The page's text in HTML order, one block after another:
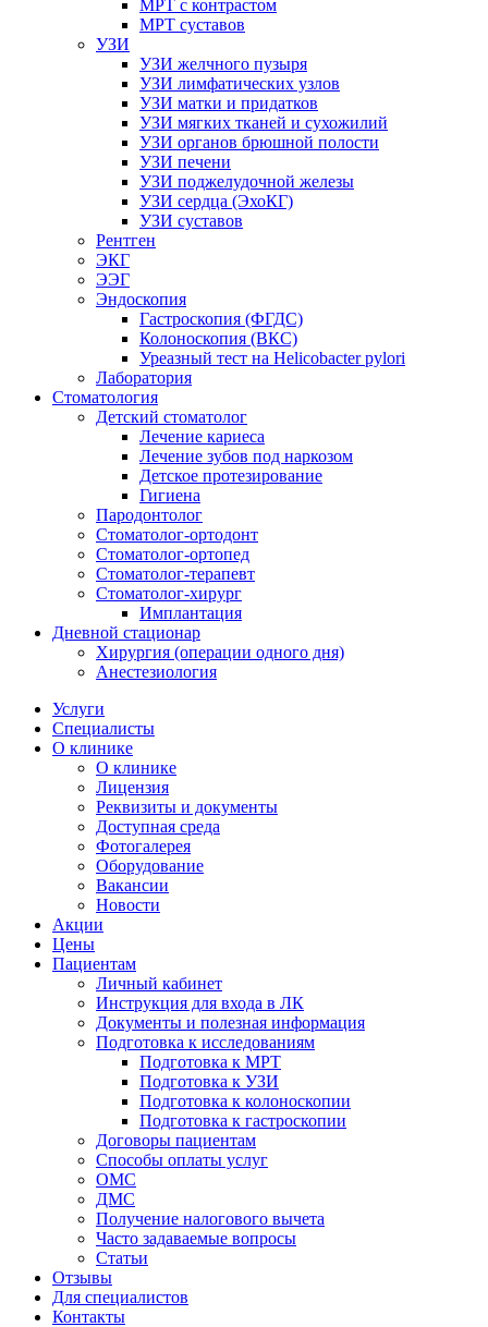
МРТ с контрастом
МРТ суставов
УЗИ
УЗИ желчного пузыря
УЗИ лимфатических узлов
УЗИ матки и придатков
УЗИ мягких тканей и сухожилий
УЗИ органов брюшной полости
УЗИ печени
УЗИ поджелудочной железы
УЗИ сердца (ЭхоКГ)
УЗИ суставов
Рентген
ЭКГ
ЭЭГ
Эндоскопия
Гастроскопия (ФГДС)
Колоноскопия (ВКС)
Уреазный тест на Helicobacter pylori
Лаборатория
Стоматология
Детский стоматолог
Лечение кариеса
Лечение зубов под наркозом
Детское протезирование
Гигиена
Пародонтолог
Стоматолог-ортодонт
Стоматолог-ортопед
Стоматолог-терапевт
Стоматолог-хирург
Имплантация
Дневной стационар
Хирургия (операции одного дня)
Анестезиология
Услуги
Специалисты
О клинике
О клинике
Лицензия
Реквизиты и документы
Доступная среда
Фотогалерея
Оборудование
Вакансии
Новости
Акции
Цены
Пациентам
Личный кабинет
Инструкция для входа в ЛК
Документы и полезная информация
Подготовка к исследованиям
Подготовка к МРТ
Подготовка к УЗИ
Подготовка к колоноскопии
Подготовка к гастроскопии
Договоры пациентам
Способы оплаты услуг
ОМС
ДМС
Получение налогового вычета
Часто задаваемые вопросы
Статьи
Отзывы
Для специалистов
Контакты